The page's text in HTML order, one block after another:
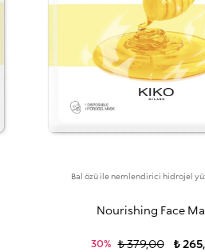
Bal özü ile nemlendirici hidrojel
Nourishing Face
30% ₺ 379,00 ₺